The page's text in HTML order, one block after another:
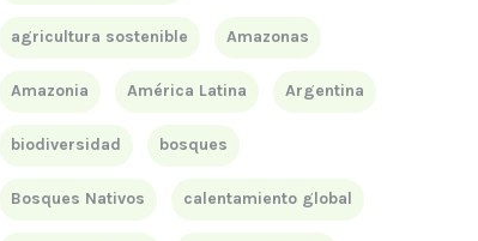
agricultura sostenible Amazonas
Amazonia América Latina Argentina
biodiversidad bosques
Bosques Nativos calentamiento global